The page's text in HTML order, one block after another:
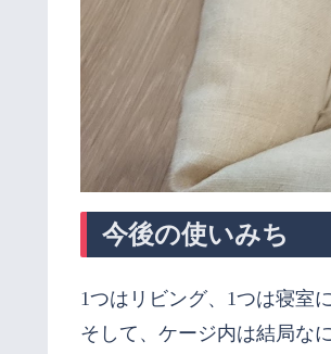
今後の使いみち
1つはリビング、1つは寝室
そして、ケージ内は結局な